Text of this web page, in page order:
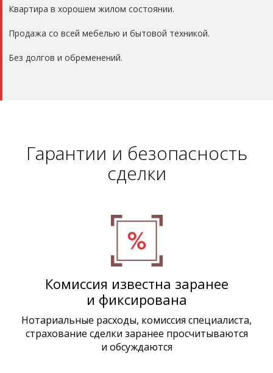
Квартира в хорошем жилом состоянии.
Продажа со всей мебелью и бытовой техникой.
Без долгов и обременений.
Гарантии и безопасность
сделки
Комиссия известна заранее
и фиксирована
Нотариальные расходы, комиссия специалиста,
страхование сделки заранее просчитываются
и обсуждаются